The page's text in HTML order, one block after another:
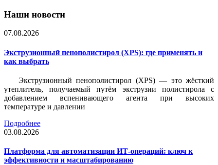
Наши новости
07.08.2026
Экструзионный пенополистирол (XPS): где применять и
как выбрать
Экструзионный пенополистирол (XPS) — это жёсткий
утеплитель, получаемый путём экструзии полистирола с
добавлением вспенивающего агента при высоких
температуре и давлении
Подробнее
03.08.2026
Платформа для автоматизации ИТ-операций: ключ к
эффективности и масштабированию